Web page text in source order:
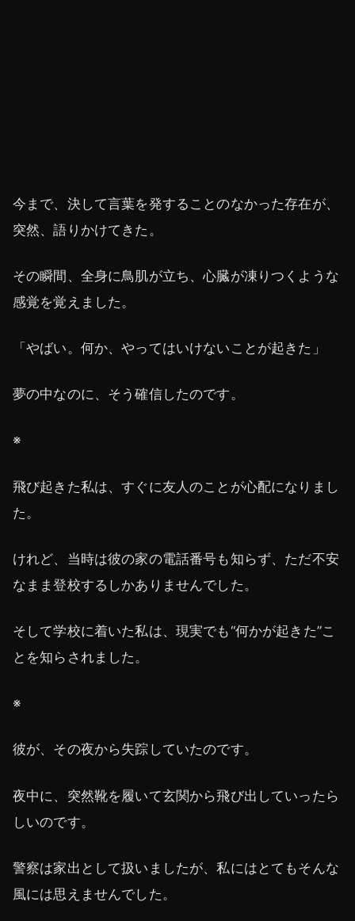
今まで、決して言葉を発することのなかった存在が、
突然、語りかけてきた。
その瞬間、全身に鳥肌が立ち、心臓が凍りつくような
感覚を覚えました。
「やばい。何か、やってはいけないことが起きた」
夢の中なのに、そう確信したのです。
※
飛び起きた私は、すぐに友人のことが心配になりまし
た。
けれど、当時は彼の家の電話番号も知らず、ただ不安
なまま登校するしかありませんでした。
そして学校に着いた私は、現実でも“何かが起きた”こ
とを知らされました。
※
彼が、その夜から失踪していたのです。
夜中に、突然靴を履いて玄関から飛び出していったら
しいのです。
警察は家出として扱いましたが、私にはとてもそんな
風には思えませんでした。